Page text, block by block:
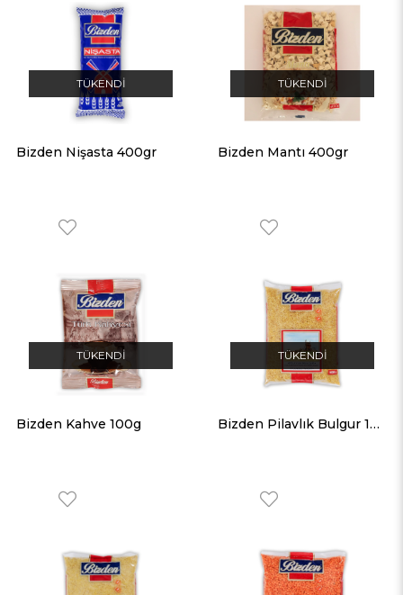
TÜKENDI
Bizden Nişasta 400gr
TÜKENDI
Bizden Mantı 400gr
TÜKENDI
Bizden Kahve 100g
TÜKENDI
Bizden Pilavlık Bulgur 1KG